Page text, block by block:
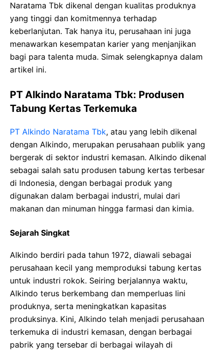
Naratama Tbk dikenal dengan kualitas produknya
yang tinggi dan komitmennya terhadap
keberlanjutan. Tak hanya itu, perusahaan ini juga
menawarkan kesempatan karier yang menjanjikan
bagi para talenta muda. Simak selengkapnya dalam
artikel ini.
PT Alkindo Naratama Tbk: Produsen
Tabung Kertas Terkemuka
PT Alkindo Naratama Tbk, atau yang lebih dikenal
dengan Alkindo, merupakan perusahaan publik yang
bergerak di sektor industri kemasan. Alkindo dikenal
sebagai salah satu produsen tabung kertas terbesar
di Indonesia, dengan berbagai produk yang
digunakan dalam berbagai industri, mulai dari
makanan dan minuman hingga farmasi dan kimia.
Sejarah Singkat
Alkindo berdiri pada tahun 1972, diawali sebagai
perusahaan kecil yang memproduksi tabung kertas
untuk industri rokok. Seiring berjalannya waktu,
Alkindo terus berkembang dan memperluas lini
produknya, serta meningkatkan kapasitas
produksinya. Kini, Alkindo telah menjadi perusahaan
terkemuka di industri kemasan, dengan berbagai
pabrik yang tersebar di berbagai wilayah di